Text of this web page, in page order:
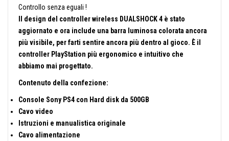
Controllo senza eguali !
Il design del controller wireless DUALSHOCK 4 è stato
aggiornato e ora include una barra luminosa colorata ancora
più visibile, per farti sentire ancora più dentro al gioco. È il
controller PlayStation più ergonomico e intuitivo che
abbiamo mai progettato.
Contenuto della confezione:
Console Sony PS4 con Hard disk da 500GB
Cavo video
Istruzioni e manualistica originale
Cavo alimentazione